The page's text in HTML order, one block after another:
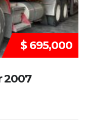
$ 695,000
2007